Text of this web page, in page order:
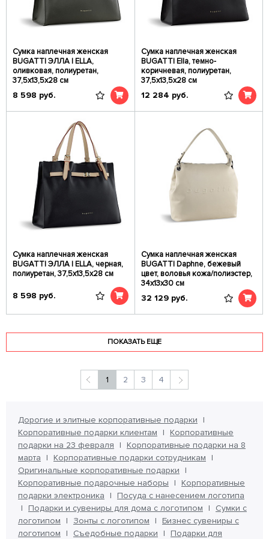
Сумка наплечная женская
BUGATTI ЭЛЛА | ELLA,
оливковая, полиуретан,
37,5х13,5х28 см
8 598 руб.
Сумка наплечная женская
BUGATTI Ella, темно-
коричневая, полиуретан,
37,5х13,5х28 см
12 284 руб.
Сумка наплечная женская
BUGATTI ЭЛЛА | ELLA, черная,
полиуретан, 37,5х13,5х28 см
8 598 руб.
Сумка наплечная женская
BUGATTI Daphne, бежевый
цвет, воловья кожа/полиэстер,
34х13х30 см
32 129 руб.
ПОКАЗАТЬ ЕЩЕ
1 2 3 4
Дорогие и элитные корпоративные подарки
Корпоративные подарки клиентам
Корпоративные
подарки на 23 февраля
Корпоративные подарки на 8
марта
Корпоративные подарки сотрудникам
Оригинальные корпоративные подарки
Корпоративные подарочные наборы
Корпоративные
подарки электроника
Посуда с нанесением логотипа
Подарки и сувениры для дома с логотипом
Сумки с
логотипом
Зонты с логотипом
Бизнес сувениры с
логотипом
Съедобные подарки
Подарки для